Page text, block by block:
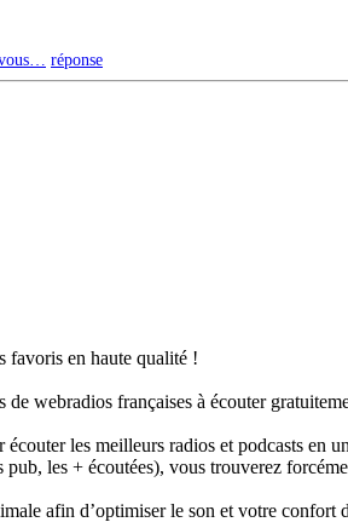
réponse
favoris en haute qualité !
webradios françaises à écouter
les meilleurs radios et podcasts en
les + écoutées), vous trouverez
afin d’optimiser le son et votre confort